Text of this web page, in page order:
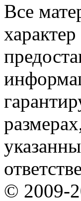
Все
© 2009-